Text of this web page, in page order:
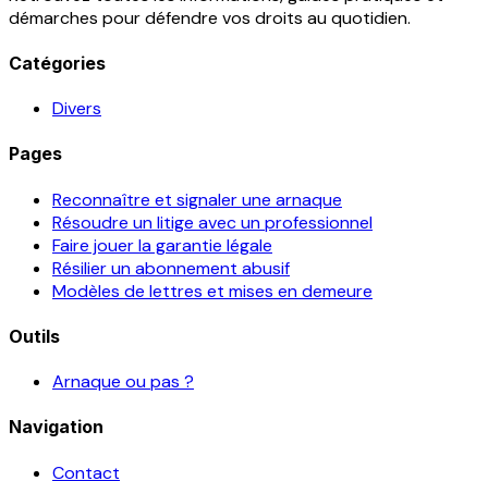
démarches pour défendre vos droits au quotidien.
Catégories
Divers
Pages
Reconnaître et signaler une arnaque
Résoudre un litige avec un professionnel
Faire jouer la garantie légale
Résilier un abonnement abusif
Modèles de lettres et mises en demeure
Outils
Arnaque ou pas ?
Navigation
Contact